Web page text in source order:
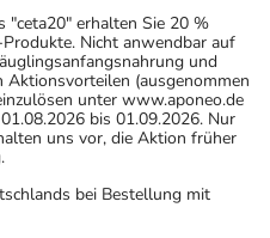
"ceta20" erhalten Sie 20 %
Nicht anwendbar auf
und
Aktionsvorteilen (ausgenommen
unter www.aponeo.de
bis 01.09.2026. Nur
uns vor, die Aktion früher
bei Bestellung mit